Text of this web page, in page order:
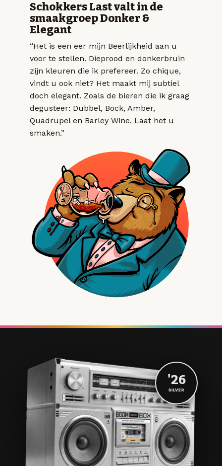
Schokkers Last valt in de
smaakgroep Donker &
Elegant
“Het is een eer mijn Beerlijkheid aan u
voor te stellen. Dieprood en donkerbruin
zijn kleuren die ik prefereer. Zo chique,
vindt u ook niet? Het maakt mij subtiel
doch elegant. Zoals de bieren die ik graag
degusteer: Dubbel, Bock, Amber,
Quadrupel en Barley Wine. Laat het u
smaken.”
'26
SILVER